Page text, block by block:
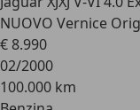
NUOVO Vernice
€ 8.990
02/2000
100.000 km